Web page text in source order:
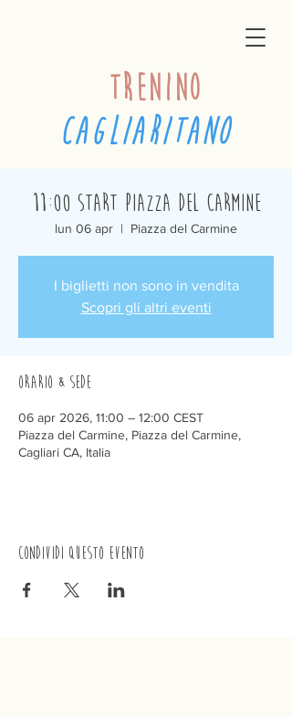
trenino
cagliaritano
11:00 Start Piazza del Carmine
lun 06 apr
  |
Piazza del Carmine
I biglietti non sono in vendita
Scopri gli altri eventi
Orario & Sede
06 apr 2026, 11:00 – 12:00 CEST
Piazza del Carmine, Piazza del Carmine,
Cagliari CA, Italia
Condividi questo evento